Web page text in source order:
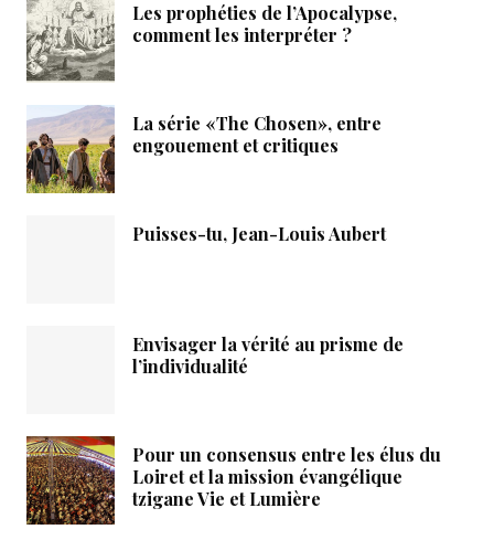
Les prophéties de l’Apocalypse,
comment les interpréter ?
La série «The Chosen», entre
engouement et critiques
Puisses-tu, Jean-Louis Aubert
Envisager la vérité au prisme de
l’individualité
Pour un consensus entre les élus du
Loiret et la mission évangélique
tzigane Vie et Lumière